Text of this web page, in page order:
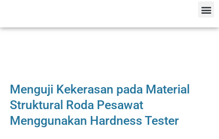
Menguji Kekerasan pada Material
Struktural Roda Pesawat
Menggunakan Hardness Tester